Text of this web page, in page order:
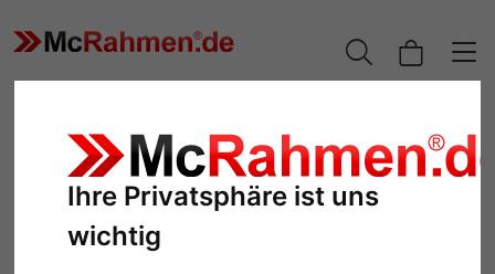
Ihre Privatsphäre ist uns
wichtig